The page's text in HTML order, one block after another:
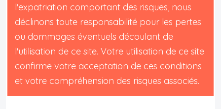
l'expatriation comportant des risques, nous
déclinons toute responsabilité pour les pertes
ou dommages éventuels découlant de
l'utilisation de ce site. Votre utilisation de ce site
confirme votre acceptation de ces conditions
et votre compréhension des risques associés.